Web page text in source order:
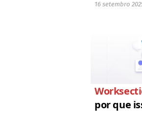
tarefa
16 setembro
por que